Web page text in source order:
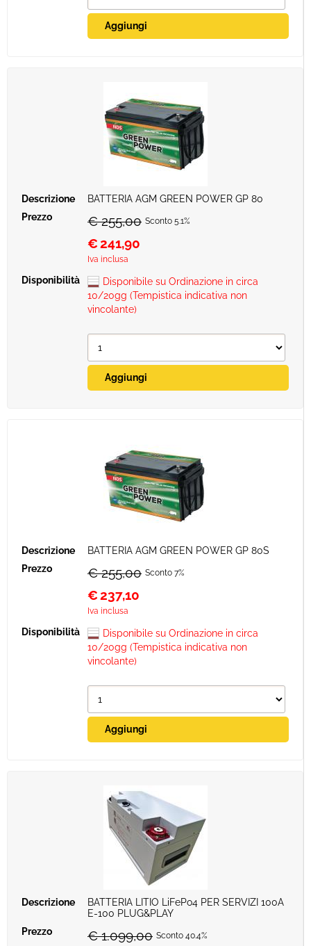
BATTERIA AGM GREEN POWER GP 80
€ 255,00 Sconto 5.1%
€241,90
Iva inclusa
Disponibile su Ordinazione in circa
10/20gg (Tempistica indicativa non
vincolante)
BATTERIA AGM GREEN POWER GP 80S
€ 255,00 Sconto 7%
€237,10
Iva inclusa
Disponibile su Ordinazione in circa
10/20gg (Tempistica indicativa non
vincolante)
BATTERIA LITIO LiFePo4 PER SERVIZI 100A
E-100 PLUG&PLAY
€ 1.099,00 Sconto 40.4%